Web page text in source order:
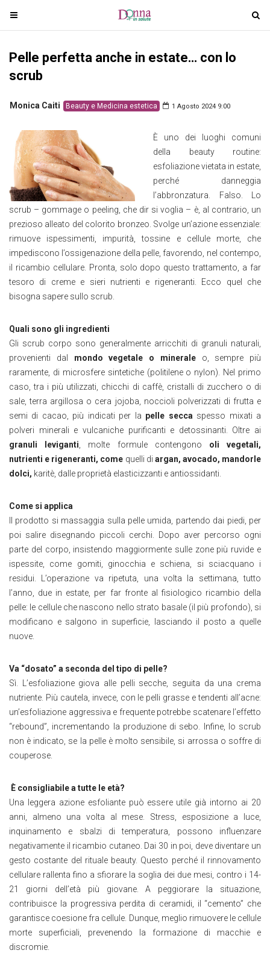
T
o
g
l
n
t
i
n
T
o
t
Pelle perfetta anche in estate… con lo
scrub
Monica Caiti Beauty e Medicina estetica 1 Agosto 2024 9:00
È uno dei luoghi comuni
della beauty routine:
esfoliazione vietata in estate,
perché danneggia
l’abbronzatura. Falso. Lo
scrub – gommage o peeling, che dir si voglia – è, al contrario, un
prezioso alleato del colorito bronzeo. Svolge un’azione essenziale:
rimuove ispessimenti, impurità, tossine e cellule morte, che
impediscono l’ossigenazione della pelle, favorendo, nel contempo,
il ricambio cellulare. Pronta, solo dopo questo trattamento, a far
tesoro di creme e sieri nutrienti e rigeneranti. Ecco quel che
bisogna sapere sullo scrub.
Quali sono gli ingredienti
Gli scrub corpo sono generalmente arricchiti di granuli naturali,
provenienti dal mondo vegetale o mineraleo, sempre più
raramente, di microsfere sintetiche (politilene o nylon). Nel primo
caso, tra i più utilizzati, chicchi di caffè, cristalli di zucchero o di
sale, terra argillosa o cera jojoba, noccioli polverizzati di frutta e
semi di cacao, più indicati per la pelle secca spesso mixati a
polveri minerali e vulcaniche purificanti e detossinanti. Oltre ai
granuli leviganti , molte formule contengono oli vegetali,
nutrienti e rigeneranti, come quelli di argan, avocado, mandorle
dolci, karitè, dalle proprietà elasticizzanti e antiossidanti.
Come si applica
Il prodotto si massaggia sulla pelle umida, partendo dai piedi, per
poi salire disegnando piccoli cerchi. Dopo aver percorso ogni
parte del corpo, insistendo maggiormente sulle zone più ruvide e
ispessite, come gomiti, ginocchia e schiena, si sciacquano i
residui. L’operazione va ripetuta, una volta la settimana, tutto
l’anno, due in estate, per far fronte al fisiologico ricambio della
pelle: le cellule che nascono nello strato basale (il più profondo), si
modificano e salgono in superficie, lasciando il posto a quelle
nuove.
Va “dosato” a seconda del tipo di pelle?
Sì. L’esfoliazione giova alle pelli secche, seguita da una crema
nutriente. Più cautela, invece, con le pelli grasse e tendenti all’acne:
un’esfoliazione aggressiva e frequente potrebbe scatenare l’effetto
“rebound”, incrementando la produzione di sebo. Infine, lo scrub
non è indicato, se la pelle è molto sensibile, si arrossa o soffre di
couperose.
È consigliabile a tutte le età?
Una leggera azione esfoliante può essere utile già intorno ai 20
anni, almeno una volta al mese. Stress, esposizione a luce,
inquinamento e sbalzi di temperatura, possono influenzare
negativamente il ricambio cutaneo. Dai 30 in poi, deve diventare un
gesto costante del rituale beauty. Questo perché il rinnovamento
cellulare rallenta fino a sfiorare la soglia dei due mesi, contro i 14-
21 giorni dell’età più giovane. A peggiorare la situazione,
contribuisce la progressiva perdita di ceramidi, il “cemento” che
garantisce coesione fra cellule. Dunque, meglio rimuovere le cellule
morte superficiali, prevenendo la formazione di macchie e
discromie.